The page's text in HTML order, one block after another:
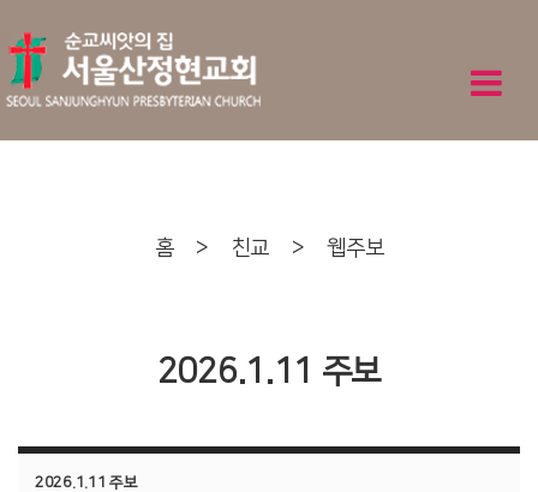
홈 > 친교 > 웹주보
2026.1.11 주보
2026.1.11 주보